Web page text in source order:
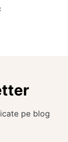
pe blog